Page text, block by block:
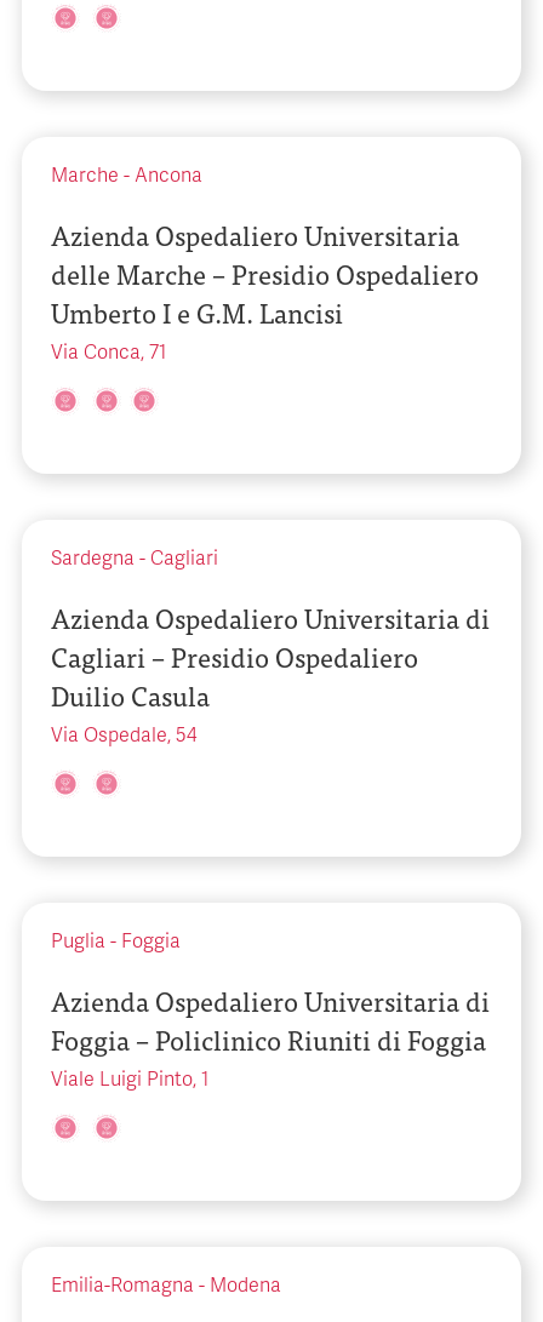
Marche - Ancona
Azienda Ospedaliero Universitaria
delle Marche – Presidio Ospedaliero
Umberto I e G.M. Lancisi
Via Conca, 71
Sardegna - Cagliari
Azienda Ospedaliero Universitaria di
Cagliari – Presidio Ospedaliero
Duilio Casula
Via Ospedale, 54
Puglia - Foggia
Azienda Ospedaliero Universitaria di
Foggia – Policlinico Riuniti di Foggia
Viale Luigi Pinto, 1
Emilia-Romagna - Modena